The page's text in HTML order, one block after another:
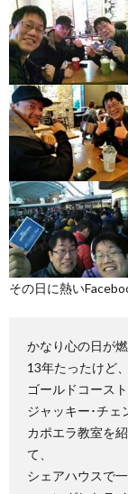
その日に熱い
かなり心の日が
13年たったけど
ゴールドコース
ジャッキー･チェ
カポエラ教室を
て、
シェアハウスで